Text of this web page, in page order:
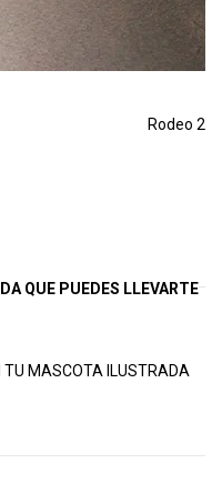
Rodeo 2
QUE PUEDES LLEVARTE
TU MASCOTA ILUSTRADA